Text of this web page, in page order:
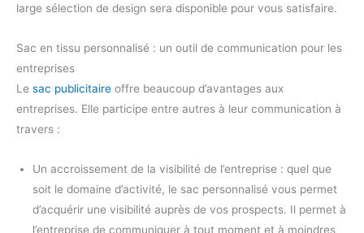
large sélection de design sera disponible pour vous satisfaire.
Sac en tissu personnalisé : un outil de communication pour les
entreprises
Le sac publicitaire offre beaucoup d’avantages aux
entreprises. Elle participe entre autres à leur communication à
travers :
Un accroissement de la visibilité de l’entreprise : quel que
soit le domaine d’activité, le sac personnalisé vous permet
d’acquérir une visibilité auprès de vos prospects. Il permet à
l’entreprise de communiquer à tout moment et à moindres